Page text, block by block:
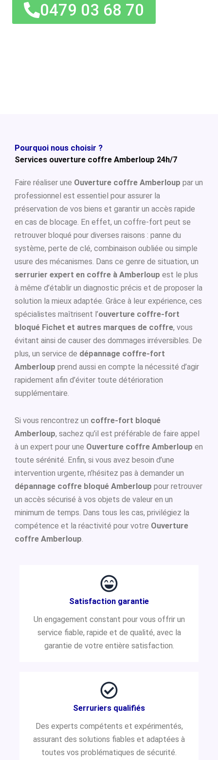
0479 03 68 70
Pourquoi nous choisir ?
Services ouverture coffre Amberloup 24h/7
Faire réaliser une Ouverture coffre Amberloup par un
professionnel est essentiel pour assurer la
préservation de vos biens et garantir un accès rapide
en cas de blocage. En effet, un coffre-fort peut se
retrouver bloqué pour diverses raisons : panne du
système, perte de clé, combinaison oubliée ou simple
usure des mécanismes. Dans ce genre de situation, un
serrurier expert en coffre à Amberloup est le plus
à même d’établir un diagnostic précis et de proposer la
solution la mieux adaptée. Grâce à leur expérience, ces
spécialistes maîtrisent l’ouverture coffre-fort
bloqué Fichet et autres marques de coffre, vous
évitant ainsi de causer des dommages irréversibles. De
plus, un service de dépannage coffre-fort
Amberloup prend aussi en compte la nécessité d’agir
rapidement afin d’éviter toute détérioration
supplémentaire.
Si vous rencontrez un coffre-fort bloqué
Amberloup, sachez qu’il est préférable de faire appel
à un expert pour une Ouverture coffre Amberloup en
toute sérénité. Enfin, si vous avez besoin d’une
intervention urgente, n’hésitez pas à demander un
dépannage coffre bloqué Amberloup pour retrouver
un accès sécurisé à vos objets de valeur en un
minimum de temps. Dans tous les cas, privilégiez la
compétence et la réactivité pour votre Ouverture
coffre Amberloup.
Satisfaction garantie
Un engagement constant pour vous offrir un
service fiable, rapide et de qualité, avec la
garantie de votre entière satisfaction.
Serruriers qualifiés
Des experts compétents et expérimentés,
assurant des solutions fiables et adaptées à
toutes vos problématiques de sécurité.